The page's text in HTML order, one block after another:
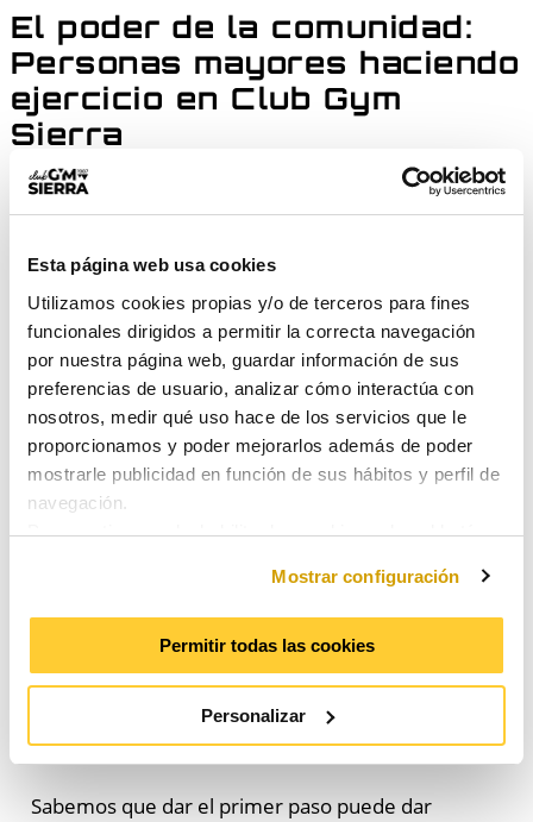
Esta página web usa cookies
Utilizamos cookies propias y/o de terceros para fines
funcionales dirigidos a permitir la correcta navegación
por nuestra página web, guardar información de sus
preferencias de usuario, analizar cómo interactúa con
nosotros, medir qué uso hace de los servicios que le
proporcionamos y poder mejorarlos además de poder
mostrarle publicidad en función de sus hábitos y perfil de
navegación.
Para gestionar o deshabilitar las cookies pulse el botón
Para consentir su utilización y confirmar que ha leído la
información proporcionada, pulse el botón “Aceptar”.
Puede obtener más información consultando nuestra
Política de Cookies.
Mostrar configuración
Permitir todas las cookies
Personalizar
El poder de la comunidad:
Personas mayores haciendo
ejercicio en Club Gym
Sierra
El aislamiento social es otro de los grandes
diario apersonas mayores haciendo ejercicio
en nuestras instalaciones es la mejor prueba de
que el gimnasio es también un punto de
encuentro.
EnClub Gym Sierrafomentamos un ambiente
familiar y cercano. Entrenar aquí significa rodearte
de personas con tus mismos objetivos, compartir
eres parte de una comunidad que se cuida
mutuamente.
¿Cómo empezar a hacer ejercicio
personas mayores de forma
segura?
Sabemos que dar el primer paso puede dar